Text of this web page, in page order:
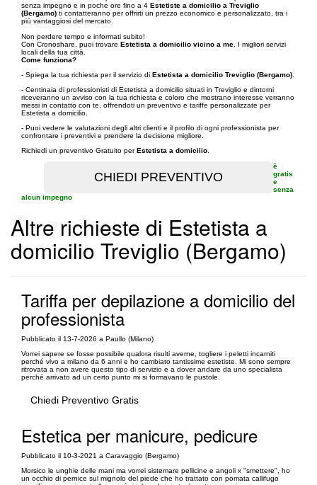
senza impegno e in poche ore fino a 4 Estetiste a domicilio a Treviglio
(Bergamo) ti contatteranno per offrirti un prezzo economico e personalizzato, tra i
più vantaggiosi del mercato.
Non perdere tempo e informati subito!
Con Cronoshare, puoi trovare Estetista a domicilio vicino a me . I migliori servizi
locali della tua città.
Come funziona?
- Spiega la tua richiesta per il servizio di Estetista a domicilio Treviglio (Bergamo)
- Centinaia di professionisti di Estetista a domicilio situati in Treviglio e dintorni
riceveranno un avviso con la tua richiesta e coloro che mostrano interesse verranno
messi in contatto con te, offrendoti un preventivo e tariffe personalizzate per
Estetista a domicilio.
- Puoi vedere le valutazioni degli altri clienti e il profilo di ogni professionista per
confrontare i preventivi e prendere la decisione migliore.
Richiedi un preventivo Gratuito perEstetista a domicilio
è
gratis
e
senza
alcun impegno
Altre richieste di Estetista a
domicilio Treviglio (Bergamo)
Tariffa per depilazione a domicilio del
professionista
Pubblicato il 13-7-2026 a Paullo (Milano)
Vorrei sapere se fosse possibile qualora risulti averne, togliere i peletti incarniti
perché vivo a milano da 6 anni e ho cambiato tantissime estetiste. Mi sono sempre
ritrovata a non avere questo tipo di servizio e a dover andare da uno specialista
perché arrivato ad un certo punto mi si formavano le pustole.
Chiedi Preventivo Gratis
Estetica per manicure, pedicure
Pubblicato il 10-3-2021 a Caravaggio (Bergamo)
Morsico le unghie delle mani ma vorrei sistemare pellicine e angoli x "smettere", ho
un occhio di pernice sul mignolo del piede che ho trattato con pomata callifugo